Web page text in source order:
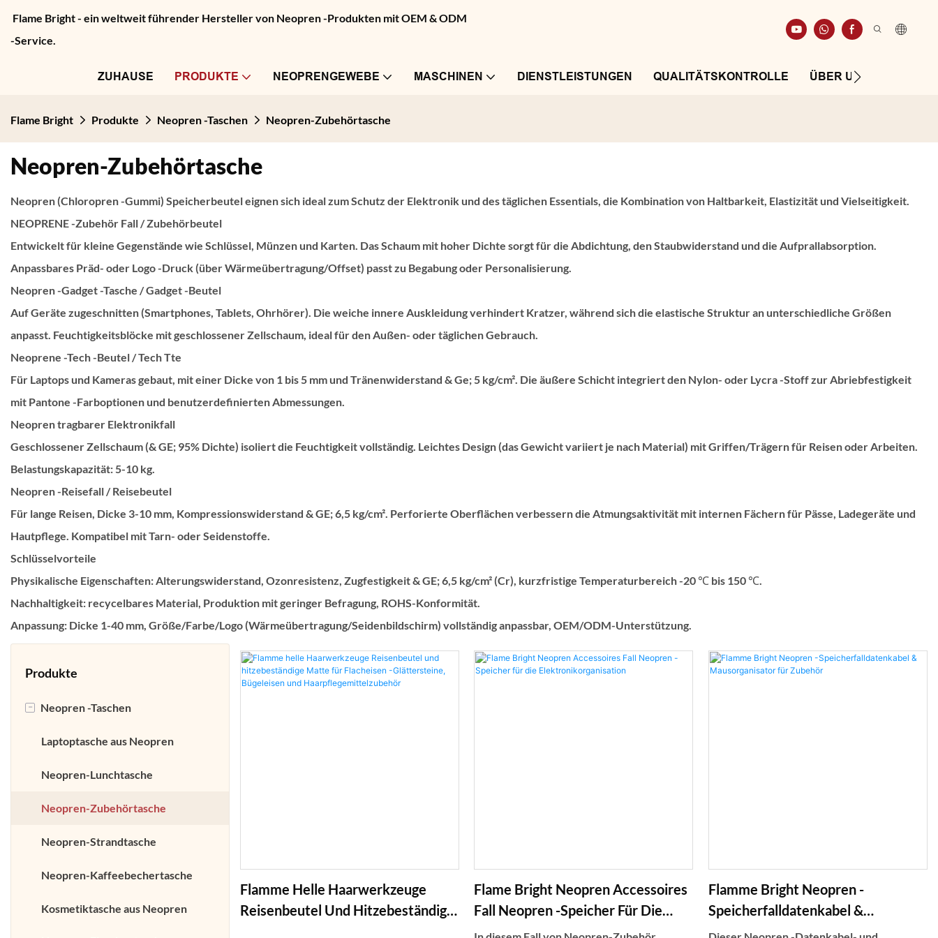
Flame Bright - ein weltweit führender Hersteller von Neopren -Produkten mit OEM & ODM
-Service.
ZUHAUSE PRODUKTE NEOPRENGEWEBE MASCHINEN DIENSTLEISTUNGEN QUALITÄTSKONTROLLE ÜBER UNS
Flame Bright Produkte Neopren -Taschen Neopren-Zubehörtasche
Neopren-Zubehörtasche
Neopren (Chloropren -Gummi) Speicherbeutel eignen sich ideal zum Schutz der Elektronik und des täglichen Essentials, die Kombination von Haltbarkeit, Elastizität und Vielseitigkeit.
NEOPRENE -Zubehör Fall /Zubehörbeutel
Entwickelt für kleine Gegenstände wie Schlüssel, Münzen und Karten. Das Schaum mit hoher Dichte sorgt für die Abdichtung, den Staubwiderstand und die Aufprallabsorption.
Anpassbares Präd- oder Logo -Druck (über Wärmeübertragung/Offset) passt zu Begabung oder Personalisierung.
Neopren -Gadget -Tasche /Gadget -Beutel
Auf Geräte zugeschnitten (Smartphones, Tablets, Ohrhörer). Die weiche innere Auskleidung verhindert Kratzer, während sich die elastische Struktur an unterschiedliche Größen
anpasst. Feuchtigkeitsblöcke mit geschlossener Zellschaum, ideal für den Außen- oder täglichen Gebrauch.
Neoprene -Tech -Beutel /Tech Tte
Für Laptops und Kameras gebaut, mit einer Dicke von 1 bis 5 mm und Tränenwiderstand & Ge; 5 kg/cm². Die äußere Schicht integriert den Nylon- oder Lycra -Stoff zur Abriebfestigkeit
mit Pantone -Farboptionen und benutzerdefinierten Abmessungen.
Neopren tragbarer Elektronikfall
Geschlossener Zellschaum (& GE; 95% Dichte) isoliert die Feuchtigkeit vollständig. Leichtes Design (das Gewicht variiert je nach Material) mit Griffen/Trägern für Reisen oder Arbeiten.
Belastungskapazität: 5-10 kg.
Neopren -Reisefall /Reisebeutel
Für lange Reisen, Dicke 3-10 mm, Kompressionswiderstand & GE; 6,5 kg/cm². Perforierte Oberflächen verbessern die Atmungsaktivität mit internen Fächern für Pässe, Ladegeräte und
Hautpflege. Kompatibel mit Tarn- oder Seidenstoffe.
Schlüsselvorteile
Physikalische Eigenschaften: Alterungswiderstand, Ozonresistenz, Zugfestigkeit & GE; 6,5 kg/cm² (Cr), kurzfristige Temperaturbereich -20 ℃ bis 150 ℃.
Nachhaltigkeit: recycelbares Material, Produktion mit geringer Befragung, ROHS-Konformität.
Anpassung: Dicke 1-40 mm, Größe/Farbe/Logo (Wärmeübertragung/Seidenbildschirm) vollständig anpassbar, OEM/ODM-Unterstützung.
Produkte
- Neopren -Taschen
Laptoptasche aus Neopren
Neopren-Lunchtasche
Neopren-Zubehörtasche
Neopren-Strandtasche
Neopren-Kaffeebechertasche
Kosmetiktasche aus Neopren
Flamme Helle Haarwerkzeuge
Reisenbeutel Und Hitzebeständige
Flame Bright Neopren Accessoires
Fall Neopren -Speicher Für Die
Elektronikorganisation
Flamme Bright Neopren -
Speicherfalldatenkabel &
Mausorganisator Für Zubehör